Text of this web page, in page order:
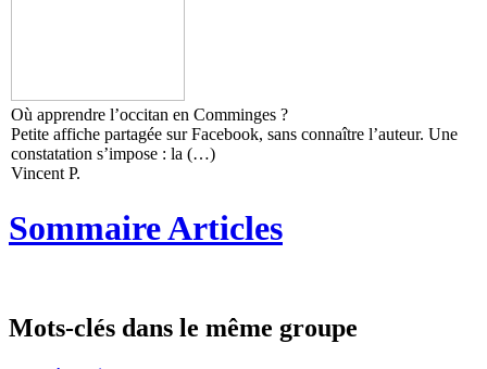
Où apprendre l’occitan en Comminges ?
Petite affiche partagée sur Facebook, sans connaître l’auteur. Une
constatation s’impose : la (…)
Vincent P.
Sommaire Articles
Mots-clés dans le même groupe